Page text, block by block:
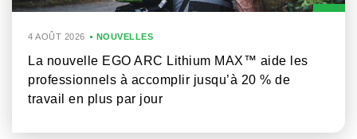
4 AOÛT 2026 NOUVELLES
La nouvelle EGO ARC Lithium MAX™ aide les
professionnels à accomplir jusqu’à 20 % de
travail en plus par jour